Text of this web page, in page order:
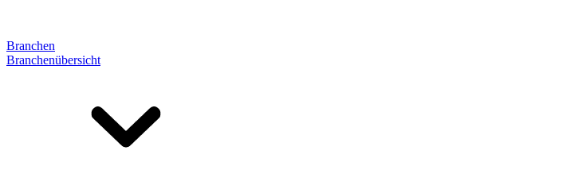
Branchen
Branchenübersicht